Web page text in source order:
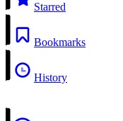
Starred
Bookmarks
History